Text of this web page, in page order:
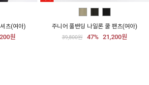
츠(여아)
원
주니어 풀밴딩 나일론 쿨 팬츠(여아)
39,800원 47% 21,200원